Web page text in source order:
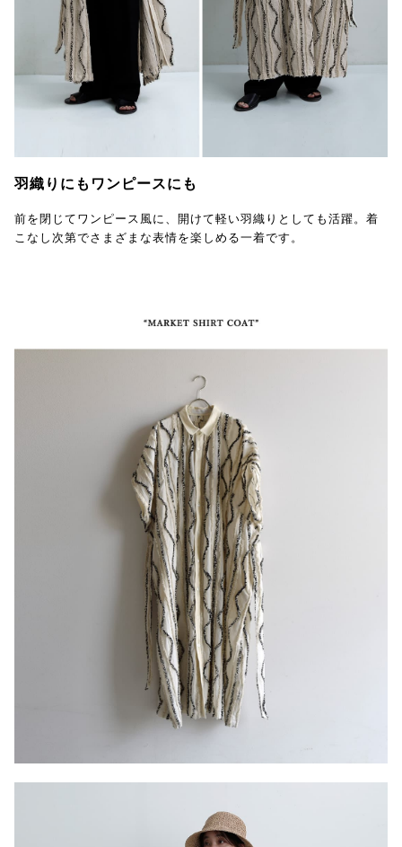
羽織りにもワンピースにも
前を閉じてワンピース風に、開けて軽い羽織りとしても活躍。着
こなし次第でさまざまな表情を楽しめる一着です。